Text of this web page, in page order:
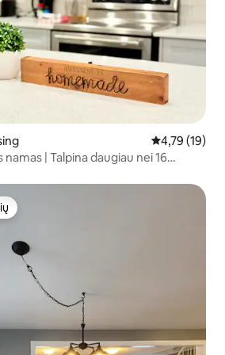
Vidutinis
4,79 (19)
namas | Talpina daugiau nei 16